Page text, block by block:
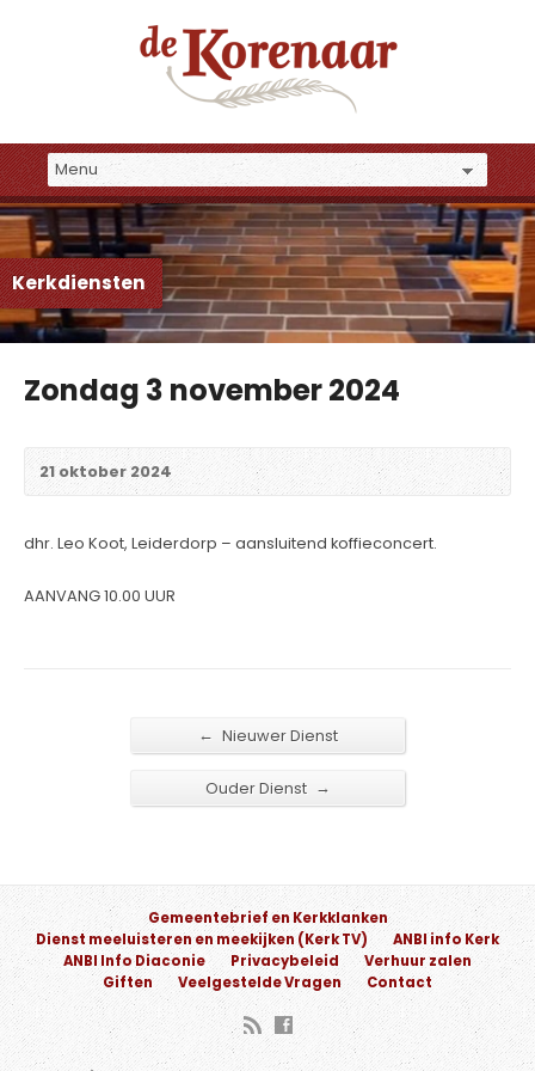
Kerkdiensten
Zondag 3 november 2024
21 oktober 2024
dhr. Leo Koot, Leiderdorp – aansluitend koffieconcert.
AANVANG 10.00 UUR
← Nieuwer Dienst
Ouder Dienst →
Gemeentebrief en Kerkklanken
Dienst meeluisteren en meekijken (Kerk TV)
ANBI info Kerk
ANBI Info Diaconie
Privacybeleid
Verhuur zalen
Giften
Veelgestelde Vragen Contact